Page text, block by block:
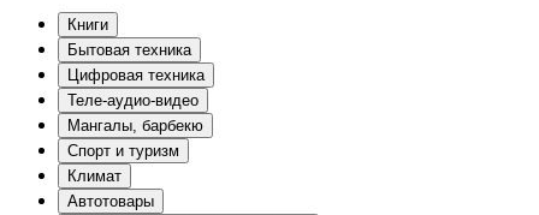
Книги
Бытовая техника
Цифровая техника
Теле-аудио-видео
Мангалы, барбекю
Спорт и туризм
Климат
Автотовары